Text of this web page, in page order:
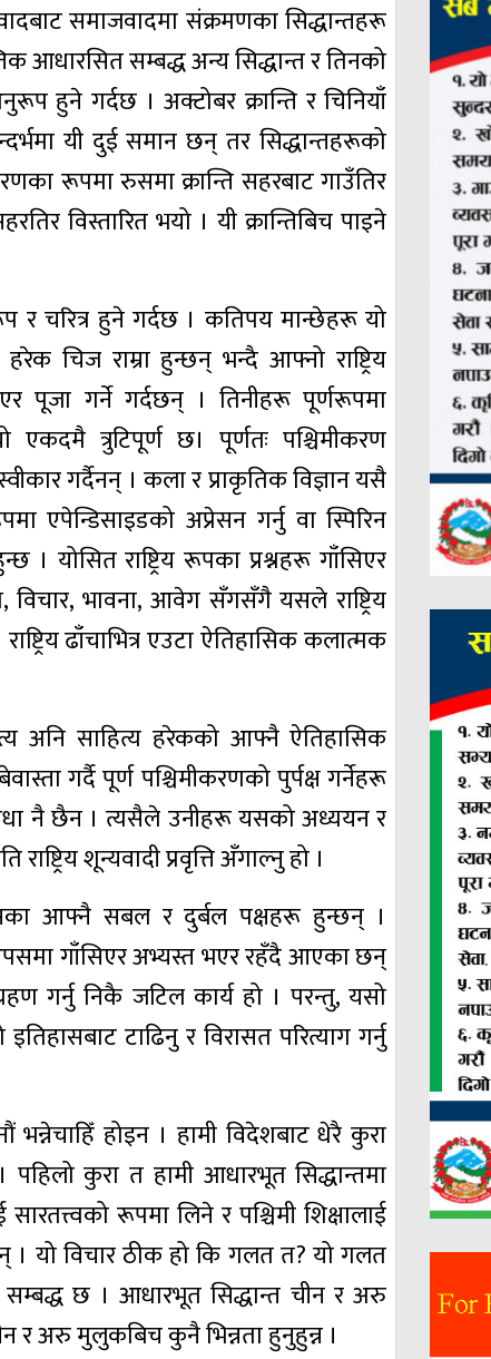
समाजवादमा संक्रमणका सिद्धान्तहरू
सम्बद्ध अन्य सिद्धान्त र तिनको
हुने गर्दछ । अक्टोबर क्रान्ति र चिनियाँ
यी दुई समान छन् तर सिद्धान्तहरूको
रूपमा रुसमा क्रान्ति सहरबाट गाउँतिर
विस्तारित भयो । यी क्रान्तिबिच पाइने
रूप र चरित्र हुने गर्दछ । कतिपय मान्छेहरू यो
चिज राम्रा हुन्छन् भन्दै आफ्नो राष्ट्रिय
पूजा गर्ने गर्दछन् । तिनीहरू पूर्णरूपमा
त्रुटिपूर्ण छ। पूर्णतः पश्चिमीकरण
गर्दैनन् । कला र प्राकृतिक विज्ञान यसै
एपेन्डिसाइडको अप्रेसन गर्नु वा स्पिरिन
। योसित राष्ट्रिय रूपका प्रश्नहरू गाँसिएर
भावना, आवेग सँगसँगै यसले राष्ट्रिय
ढाँचाभित्र एउटा ऐतिहासिक कलात्मक
अनि साहित्य हरेकको आफ्नै ऐतिहासिक
गर्दै पूर्ण पश्चिमीकरणको पुर्पक्ष गर्नेहरू
नै छैन । त्यसैले उनीहरू यसको अध्ययन र
शून्यवादी प्रवृत्ति अँगाल्नु हो ।
आफ्नै सबल र दुर्बल पक्षहरू हुन्छन् ।
गाँसिएर अभ्यस्त भएर रहँदै आएका छन्
गर्नु निकै जटिल कार्य हो । परन्तु, यसो
टाढिनु र विरासत परित्याग गर्नु
होइन । हामी विदेशबाट धेरै कुरा
कुरा त हामी आधारभूत सिद्धान्तमा
रूपमा लिने र पश्चिमी शिक्षालाई
। यो विचार ठीक हो कि गलत त? यो गलत
सम्बद्ध छ । आधारभूत सिद्धान्त चीन र अरु
र अरु मुलुकबिच कुनै भिन्नता हुनुहुन्न ।